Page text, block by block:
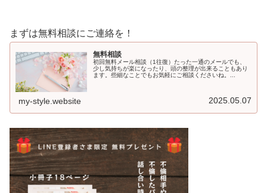
まずは無料相談にご連絡を！
無料相談
初回無料メール相談（1往復）たった一通のメールでも、
少し気持ちが楽になったり、頭の整理が出来ることもあり
ます。些細なことでもお気軽にご相談くださいね。...
my-style.website 2025.05.07